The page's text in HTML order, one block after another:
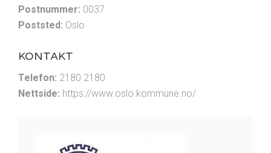
Postnummer: 0037
Poststed: Oslo
KONTAKT
Telefon: 2180 2180
Nettside: https://www.oslo.kommune.no/